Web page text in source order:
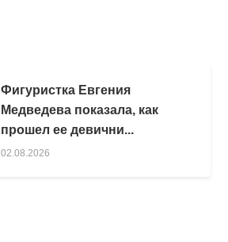
Фигуристка Евгения
Медведева показала, как
прошел ее девични...
02.08.2026